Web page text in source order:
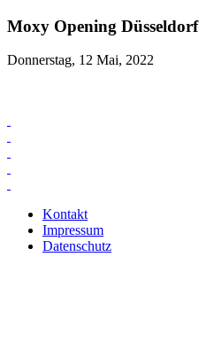
Moxy Opening Düsseldorf
Donnerstag, 12 Mai, 2022
Kontakt
Impressum
Datenschutz